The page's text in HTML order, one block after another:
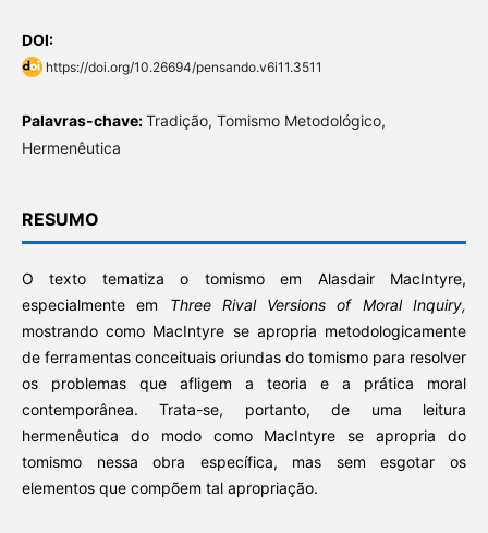
DOI:
https://doi.org/10.26694/pensando.v6i11.3511
Palavras-chave:Tradição, Tomismo Metodológico,
Hermenêutica
RESUMO
O texto tematiza o tomismo em Alasdair MacIntyre,
especialmente em Three Rival Versions of Moral Inquiry,
mostrando como MacIntyre se apropria metodologicamente
de ferramentas conceituais oriundas do tomismo para resolver
os problemas que afligem a teoria e a prática moral
contemporânea. Trata-se, portanto, de uma leitura
hermenêutica do modo como MacIntyre se apropria do
tomismo nessa obra específica, mas sem esgotar os
elementos que compõem tal apropriação.